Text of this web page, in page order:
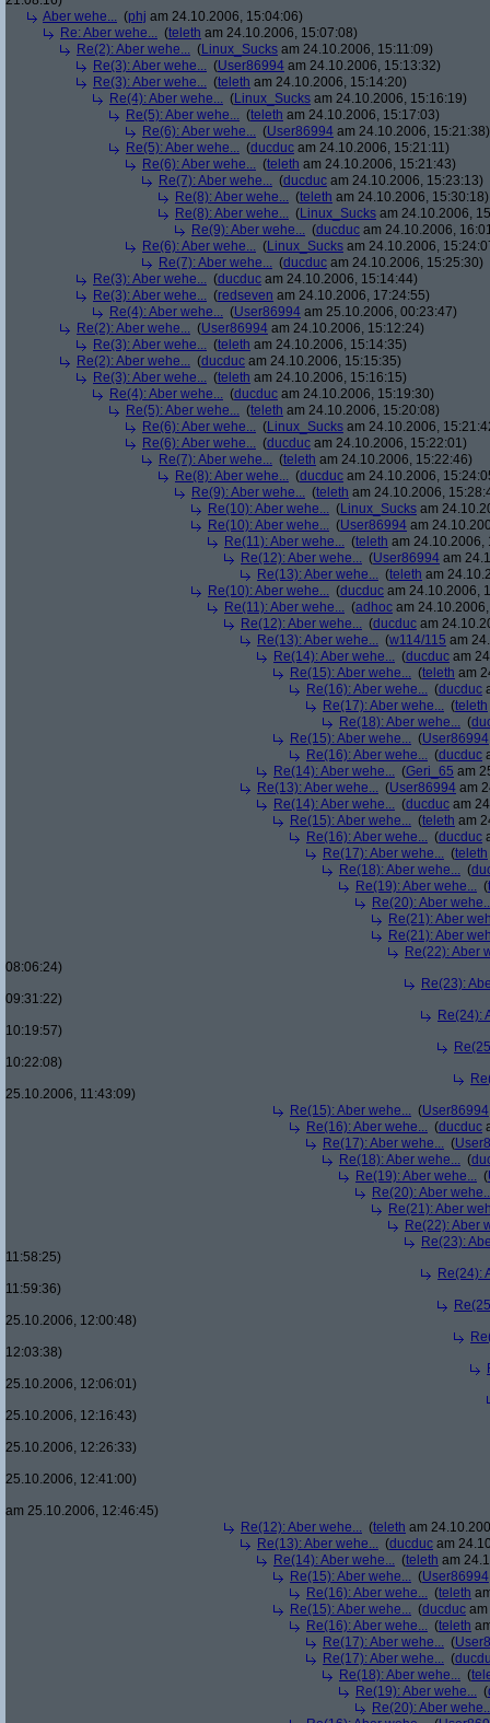
Aber wehe... (phj am 24.10.2006, 15:04:06)
Re: Aber wehe... (teleth am 24.10.2006, 15:07:08)
Re(2): Aber wehe... (Linux_Sucks am 24.10.2006, 15:11:09)
Re(3): Aber wehe... (User86994 am 24.10.2006, 15:13:32)
Re(3): Aber wehe... (teleth am 24.10.2006, 15:14:20)
Re(4): Aber wehe... (Linux_Sucks am 24.10.2006, 15:16:19)
Re(5): Aber wehe... (teleth am 24.10.2006, 15:17:03)
Re(6): Aber wehe... (User86994 am 24.10.2006, 15:21:38)
Re(5): Aber wehe... (ducduc am 24.10.2006, 15:21:11)
Re(6): Aber wehe... (teleth am 24.10.2006, 15:21:43)
Re(7): Aber wehe... (ducduc am 24.10.2006, 15:23:13)
Re(8): Aber wehe... (teleth am 24.10.2006, 15:30:18)
Re(8): Aber wehe... (Linux_Sucks am 24.10.2006,
Re(9): Aber wehe... (ducduc am 24.10.2006,
Re(6): Aber wehe... (Linux_Sucks am 24.10.2006,
Re(7): Aber wehe... (ducduc am 24.10.2006, 15:25:30)
Re(3): Aber wehe... (ducduc am 24.10.2006, 15:14:44)
Re(3): Aber wehe... (redseven am 24.10.2006, 17:24:55)
Re(4): Aber wehe... (User86994 am 25.10.2006, 00:23:47)
Re(2): Aber wehe... (User86994 am 24.10.2006, 15:12:24)
Re(3): Aber wehe... (teleth am 24.10.2006, 15:14:35)
Re(2): Aber wehe... (ducduc am 24.10.2006, 15:15:35)
Re(3): Aber wehe... (teleth am 24.10.2006, 15:16:15)
Re(4): Aber wehe... (ducduc am 24.10.2006, 15:19:30)
Re(5): Aber wehe... (teleth am 24.10.2006, 15:20:08)
Re(6): Aber wehe... (Linux_Sucks am 24.10.2006,
Re(6): Aber wehe... (ducduc am 24.10.2006, 15:22:01)
Re(7): Aber wehe... (teleth am 24.10.2006, 15:22:46)
Re(8): Aber wehe... (ducduc am 24.10.2006,
Re(9): Aber wehe... (teleth am 24.10.2006,
Re(10): Aber wehe... (Linux_Sucks am
Re(10): Aber wehe... (User86994 am
Re(11): Aber wehe... (teleth am 24.10.2006,
Re(12): Aber wehe... (User86994 am
Re(13): Aber wehe... (teleth am
Re(10): Aber wehe... (ducduc am 24.10.2006,
Re(11): Aber wehe... (adhoc am
Re(12): Aber wehe... (ducduc am
Re(13): Aber wehe... (w114/115 am
Re(14): Aber wehe... (ducduc am
Re(15): Aber wehe... (teleth am
Re(16): Aber wehe... (ducduc
Re(17): Aber wehe... (teleth
Re(18): Aber wehe... (
Re(15): Aber wehe... (User86994
Re(16): Aber wehe... (ducduc
Re(14): Aber wehe... (Geri_65 am
Re(13): Aber wehe... (User86994 am
Re(14): Aber wehe... (ducduc am
Re(15): Aber wehe... (teleth am
Re(16): Aber wehe... (ducduc
Re(17): Aber wehe... (teleth
Re(18): Aber wehe... (
Re(19): Aber wehe... (
Re(20): Aber
Re(21): Aber
Re(21): Aber
Re(22): Aber
08:06:24)
Re(23):
09:31:22)
Re(24):
10:19:57)
10:22:08)
25.10.2006, 11:43:09)
Re(15): Aber wehe... (User86994
Re(16): Aber wehe... (ducduc
Re(17): Aber wehe... (
Re(18): Aber wehe... (
Re(19): Aber wehe... (
Re(20): Aber
Re(21): Aber
Re(22): Aber
Re(23):
11:58:25)
Re(24):
11:59:36)
25.10.2006, 12:00:48)
12:03:38)
25.10.2006, 12:06:01)
25.10.2006, 12:16:43)
25.10.2006, 12:26:33)
25.10.2006, 12:41:00)
am 25.10.2006, 12:46:45)
Re(12): Aber wehe... (teleth am
Re(13): Aber wehe... (ducduc am
Re(14): Aber wehe... (teleth am
Re(15): Aber wehe... (User86994
Re(16): Aber wehe... (teleth
Re(15): Aber wehe... (ducduc
Re(16): Aber wehe... (teleth
Re(17): Aber wehe... (
Re(17): Aber wehe... (
Re(18): Aber wehe... (
Re(19): Aber wehe... (
Re(20): Aber